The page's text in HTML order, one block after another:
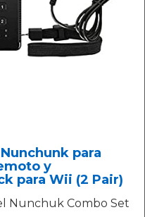
para
y
para Wii (2 Pair)
Nunchuk Combo Set